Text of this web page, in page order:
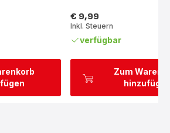
Zum
Preis
€ 9,99
Inkl. Steuern
verfügbar